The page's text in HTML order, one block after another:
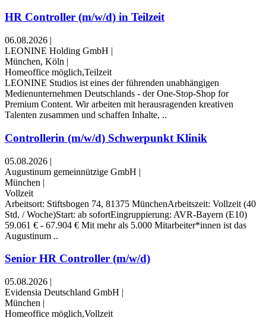
HR Controller (m/w/d) in Teilzeit
06.08.2026 |
LEONINE Holding GmbH |
München, Köln |
Homeoffice möglich,Teilzeit
LEONINE Studios ist eines der führenden unabhängigen
Medienunternehmen Deutschlands - der One-Stop-Shop for
Premium Content. Wir arbeiten mit herausragenden kreativen
Talenten zusammen und schaffen Inhalte, ..
Controllerin (m/w/d) Schwerpunkt Klinik
05.08.2026 |
Augustinum gemeinnützige GmbH |
München |
Vollzeit
Arbeitsort: Stiftsbogen 74, 81375 MünchenArbeitszeit: Vollzeit (40
Std. / Woche)Start: ab sofortEingruppierung: AVR-Bayern (E10)
59.061 € - 67.904 € Mit mehr als 5.000 Mitarbeiter*innen ist das
Augustinum ..
Senior HR Controller (m/w/d)
05.08.2026 |
Evidensia Deutschland GmbH |
München |
Homeoffice möglich,Vollzeit